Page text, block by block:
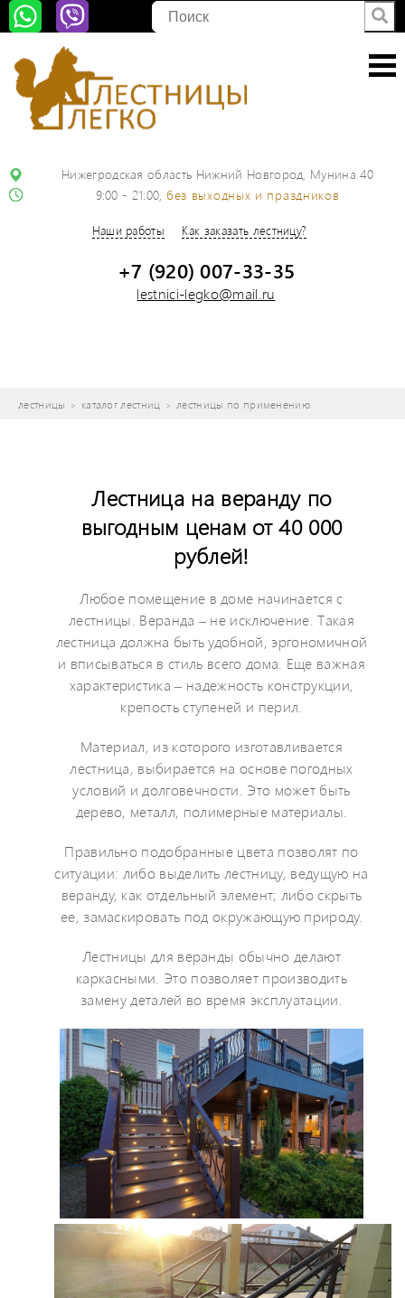
Нижегродская область Нижний Новгород, Мунина 40
9:00 - 21:00, без выходных и праздников
Наши работы Как заказать лестницу?
+7 (920) 007-33-35
lestnici-legko@mail.ru
лестницы каталог лестниц лестницы по применению
Лестница на веранду по
выгодным ценам от 40 000
рублей!
Любое помещение в доме начинается с
лестницы. Веранда – не исключение. Такая
лестница должна быть удобной, эргономичной
и вписываться в стиль всего дома. Еще важная
характеристика – надежность конструкции,
крепость ступеней и перил.
Материал, из которого изготавливается
лестница, выбирается на основе погодных
условий и долговечности. Это может быть
дерево, металл, полимерные материалы.
Правильно подобранные цвета позволят по
ситуации: либо выделить лестницу, ведущую на
веранду, как отдельный элемент; либо скрыть
ее, замаскировать под окружающую природу.
Лестницы для веранды обычно делают
каркасными. Это позволяет производить
замену деталей во время эксплуатации.